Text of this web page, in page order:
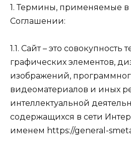
1. Термины, применяемые в
Соглашении:
1.1. Сайт – это совокупность
графических элементов,
изображений,
видеоматериалов и иных
интеллектуальной
содержащихся в сети
именем https://general-